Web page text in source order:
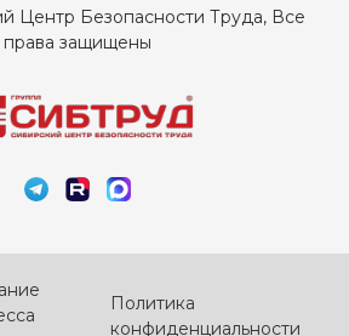
Центр Безопасности Труда, Все
права защищены
Политика
конфиденциальности